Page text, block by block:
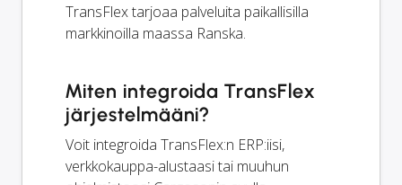
TransFlex tarjoaa palveluita paikallisilla
markkinoilla maassa Ranska.
Miten integroida TransFlex
järjestelmääni?
Voit integroida TransFlex:n ERP:iisi,
verkkokauppa-alustaasi tai muuhun